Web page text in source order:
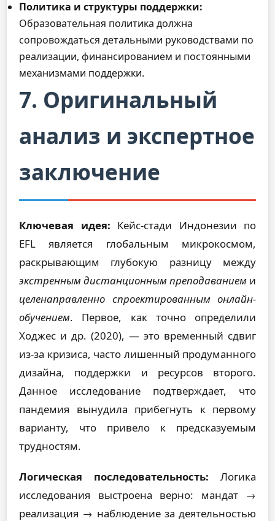
Политика и структуры поддержки:
Образовательная политика должна
сопровождаться детальными руководствами по
реализации, финансированием и постоянными
механизмами поддержки.
7. Оригинальный
анализ и экспертное
заключение
Ключевая идея: Кейс-стади Индонезии по
EFL является глобальным микрокосмом,
раскрывающим глубокую разницу между
экстренным дистанционным преподаванием и
целенаправленно спроектированным онлайн-
обучением. Первое, как точно определили
Ходжес и др. (2020), — это временный сдвиг
из-за кризиса, часто лишенный продуманного
дизайна, поддержки и ресурсов второго.
Данное исследование подтверждает, что
пандемия вынудила прибегнуть к первому
варианту, что привело к предсказуемым
трудностям.
Логическая последовательность: Логика
исследования выстроена верно: мандат →
реализация → наблюдение за деятельностью